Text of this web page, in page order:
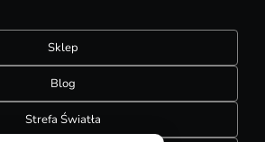
Sklep
Blog
Strefa Światła